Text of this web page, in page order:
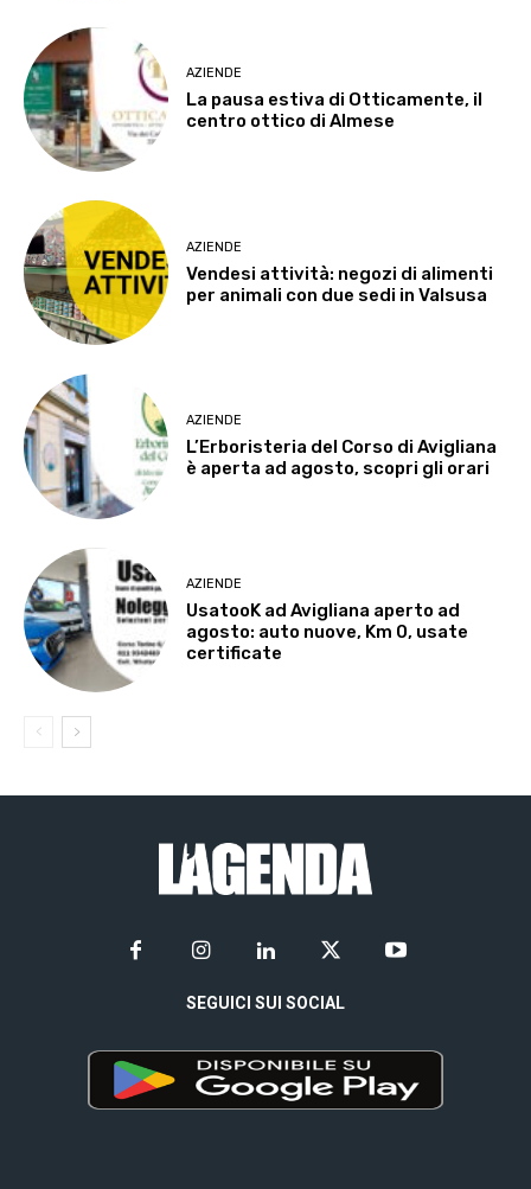
AZIENDE
La pausa estiva di Otticamente, il
centro ottico di Almese
AZIENDE
Vendesi attività: negozi di alimenti
per animali con due sedi in Valsusa
AZIENDE
L’Erboristeria del Corso di Avigliana
è aperta ad agosto, scopri gli orari
AZIENDE
UsatooK ad Avigliana aperto ad
agosto: auto nuove, Km 0, usate
certificate
SEGUICI SUI SOCIAL